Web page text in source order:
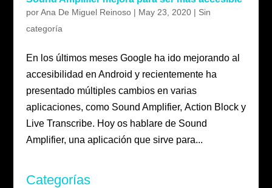
porAna De Miguel Reinoso| May 23, 2020| Sin
categoría
En los últimos meses Google ha ido mejorando al
accesibilidad en Android y recientemente ha
presentado múltiples cambios en varias
aplicaciones, como Sound Amplifier, Action Block y
Live Transcribe. Hoy os hablare de Sound
Amplifier, una aplicación que sirve para...
Categorías